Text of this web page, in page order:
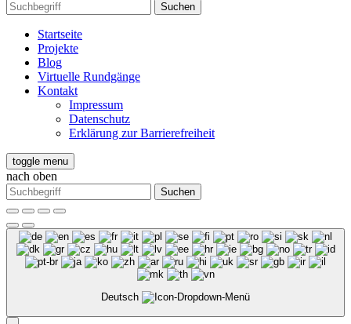
Suchen
Startseite
Projekte
Blog
Virtuelle Rundgänge
Kontakt
Impressum
Datenschutz
Erklärung zur Barrierefreiheit
toggle menu
nach oben
Suchen
Deutsch